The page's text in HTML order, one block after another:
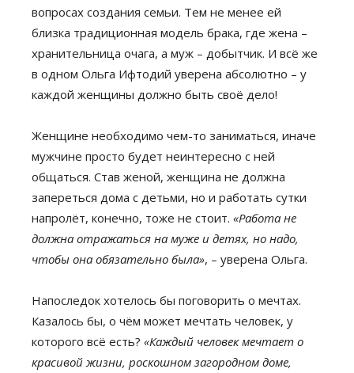
вопросах создания семьи. Тем не менее ей
близка традиционная модель брака, где жена –
хранительница очага, а муж – добытчик. И всё же
в одном Ольга Ифтодий уверена абсолютно – у
каждой женщины должно быть своё дело!
Женщине необходимо чем-то заниматься, иначе
мужчине просто будет неинтересно с ней
общаться. Став женой, женщина не должна
запереться дома с детьми, но и работать сутки
напролёт, конечно, тоже не стоит. «Работа не
должна отражаться на муже и детях, но надо,
чтобы она обязательно была», – уверена Ольга.
Напоследок хотелось бы поговорить о мечтах.
Казалось бы, о чём может мечтать человек, у
которого всё есть? «Каждый человек мечтает о
красивой жизни, роскошном загородном доме,